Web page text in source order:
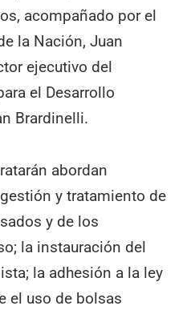
acompañado por el
la Nación, Juan
ejecutivo del
el Desarrollo
Brardinelli.
abordan
y tratamiento de
y de los
la instauración del
la adhesión a la ley
el uso de bolsas